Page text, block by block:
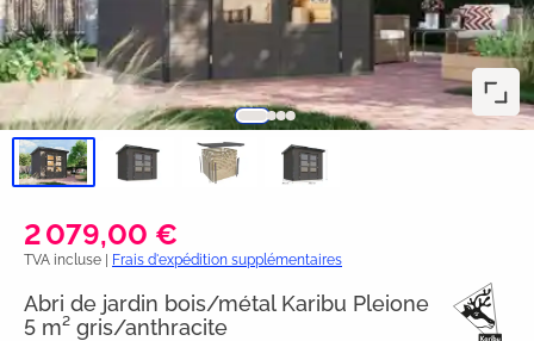
2 079,00 €
TVA incluse | Frais d'expédition supplémentaires
Abri de jardin bois/métal Karibu Pleione
5 m² gris/anthracite